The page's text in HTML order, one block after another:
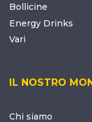
Bollicine
Energy Drinks
Vari
IL NOSTRO
Chi siamo